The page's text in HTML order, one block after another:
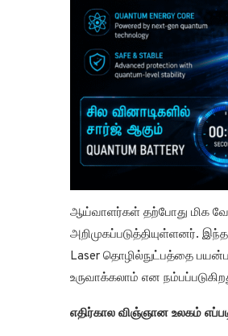
ஆய்வாளர்கள் தற்போது மிக
அறிமுகப்படுத்தியுள்ளனர்.
Laser தொழில்நுட்பத்தை
உருவாக்கலாம் என
எதிர்கால விஞ்ஞான உலகம்